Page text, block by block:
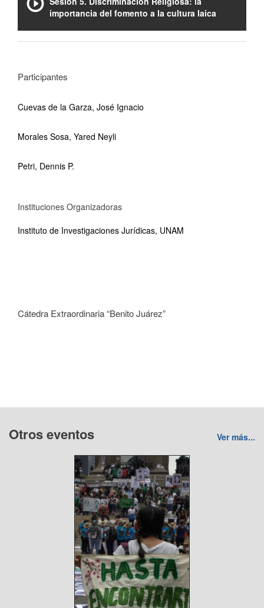
importancia del fomento a la cultura laica
Participantes
Cuevas de la Garza, José Ignacio
Morales Sosa, Yared Neyli
Petri, Dennis P.
Instituciones Organizadoras
Instituto de Investigaciones Jurídicas, UNAM
Cátedra Extraordinaria “Benito Juárez”
Otros eventos Ver más...